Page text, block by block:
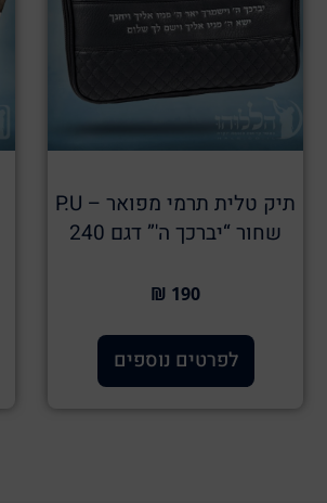
תיק טלית תרמי מפואר – P.U
שחור “יברכך ה'” דגם 240
190 ₪
לפרטים נוספים